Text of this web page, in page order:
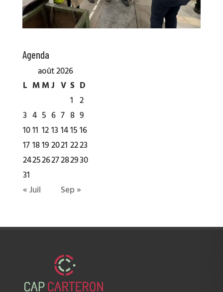
Agenda
août 2026
L MMJ V S D
1 2
3 4 5 6 7 8 9
1011 1213141516
1718192021 2223
24252627282930
31
« Juil
Sep »